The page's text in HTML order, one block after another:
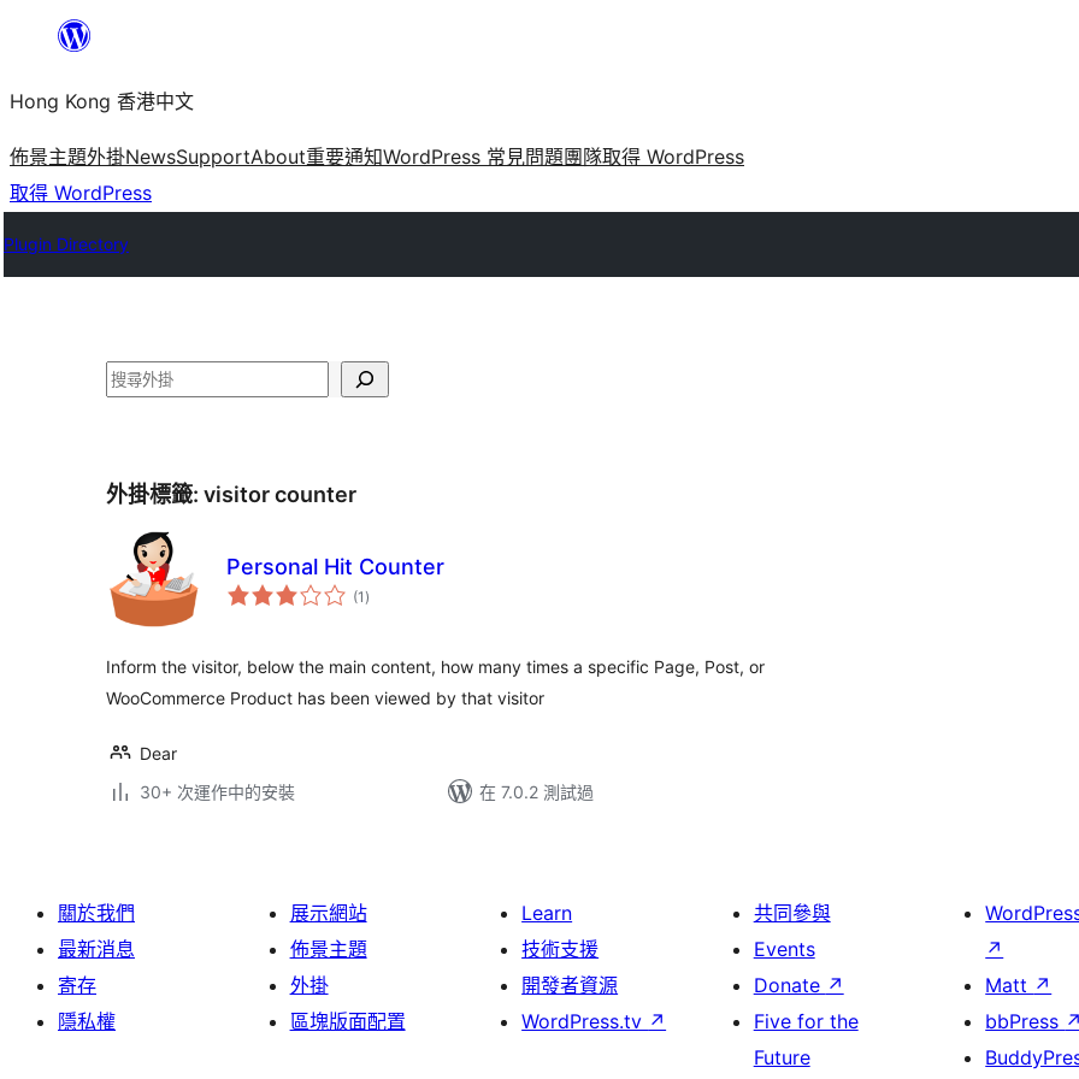
主
要
內
容
Hong Kong 香港中文
佈景主題外掛NewsSupportAbout重要通知WordPress 常見問題團隊取得 WordPress
取得 WordPress
Plugin Directory
搜
外掛標籤: visitor counter
Personal Hit Counter
(1 總
評)
Inform the visitor, below the main content, how many times a specific Page, Post, or
WooCommerce Product has been viewed by that visitor
Dear
30+ 次運作中的安裝
在 7.0.2 測試過
關於我們
最新消息
寄存
隱私權
展示網站
佈景主題
外掛
區塊版面配置
Learn
技術支援
開發者資源
WordPress.tv ↗
共同參與
Events
Donate ↗
Five for the
Future
↗
Matt ↗
bbPress ↗